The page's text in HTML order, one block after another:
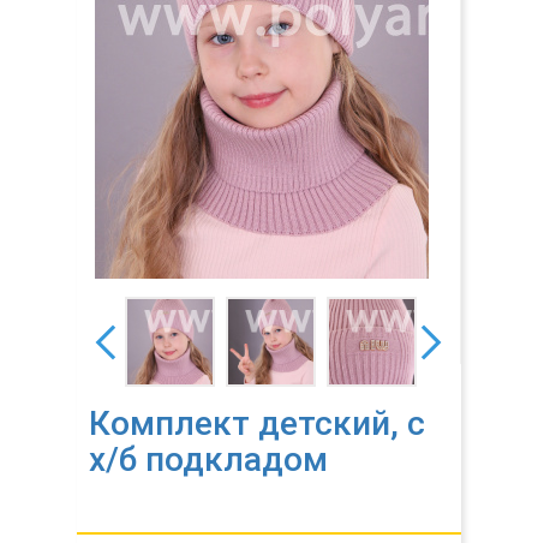
Комплект детский, с
х/б подкладом